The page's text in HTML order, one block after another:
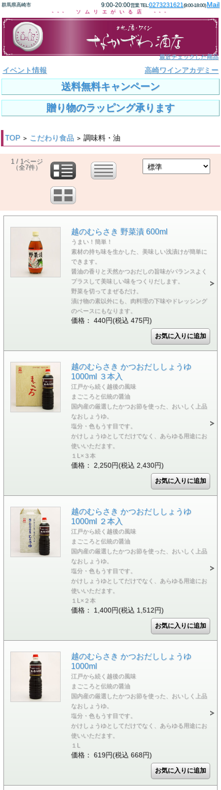
群馬県高崎市 9:00-20:00営業 TEL:0273231621(9:00-18:00)Mail
--- ソムリエがいる店 ---
最近チェックした商品
イベント情報 高崎ワインアカデミー
送料無料キャンペーン
贈り物のラッピング承ります
TOP > こだわり食品 > 調味料・油
1 / 1ページ
（全7件）
越のむらさき 野菜漬 600ml
うまい！簡単！
素材の持ち味を生かした、美味しい浅漬けが簡単に
できます。
醤油の香りと天然かつおだしの旨味がバランスよく
プラスして美味しい味をつくりだします。
野菜を切ってまぜるだけ。
漬け物の素以外にも、肉料理の下味やドレッシング
のベースにもなります。
価格： 440円(税込 475円)
越のむらさき かつおだししょうゆ
1000ml ３本入
江戸から続く越後の風味
まごころと伝統の醤油
国内産の厳選したかつお節を使った、おいしく上品
なおしょうゆ。
塩分・色もうす目です。
かけしょうゆとしてだけでなく、あらゆる用途にお
使いいただます。
１L×３本
価格： 2,250円(税込 2,430円)
越のむらさき かつおだししょうゆ
1000ml ２本入
江戸から続く越後の風味
まごころと伝統の醤油
国内産の厳選したかつお節を使った、おいしく上品
なおしょうゆ。
塩分・色もうす目です。
かけしょうゆとしてだけでなく、あらゆる用途にお
使いいただます。
１L×２本
価格： 1,400円(税込 1,512円)
越のむらさき かつおだししょうゆ
1000ml
江戸から続く越後の風味
まごころと伝統の醤油
国内産の厳選したかつお節を使った、おいしく上品
なおしょうゆ。
塩分・色もうす目です。
かけしょうゆとしてだけでなく、あらゆる用途にお
使いいただます。
１L
価格： 619円(税込 668円)